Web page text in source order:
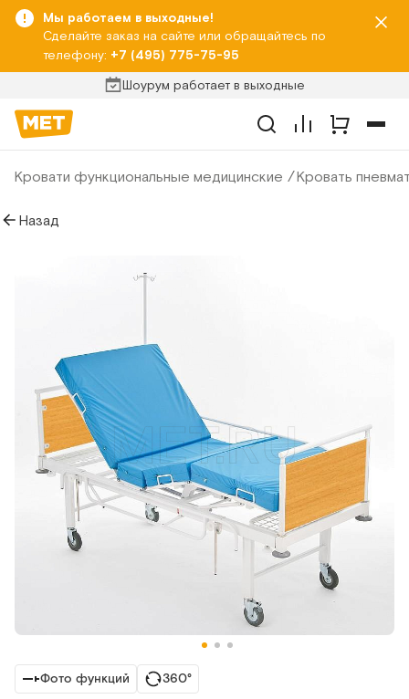
Мы работаем в выходные!
Сделайте заказ на сайте или обращайтесь по
телефону: +7 (495) 775-75-95
Шоурум работает в выходные
Кровати функциональные медицинские Кровать
Назад
Фото функций 360°